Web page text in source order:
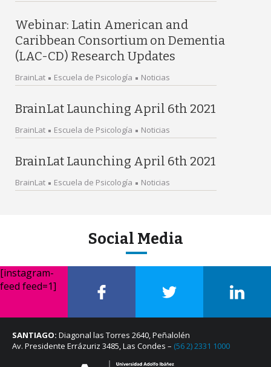
Webinar: Latin American and
Caribbean Consortium on Dementia
(LAC-CD) Research Updates
BrainLat Escuela de Psicología Noticias
BrainLat Launching April 6th 2021
BrainLat Escuela de Psicología Noticias
BrainLat Launching April 6th 2021
BrainLat Escuela de Psicología Noticias
Social Media
[instagram-
feed feed=1]
SANTIAGO: Diagonal las Torres 2640, Peñalolén
Av. Presidente Errázuriz 3485, Las Condes – (56 2) 2331 1000